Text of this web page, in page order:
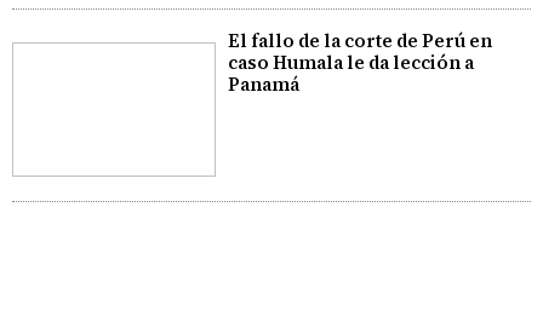
El fallo de la corte de Perú en
caso Humala le da lección a
Panamá